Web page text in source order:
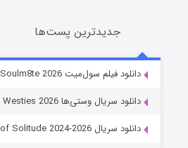
خاندان اژدها فصل ۳
جدیدترین پست‌ها
دانلود فیلم سول‌میت Soulm8te 2026
دانلود سریال وستی‌ها The Westies 2026
دانلود سریال One Hundred Years of Solitude 2024-2026